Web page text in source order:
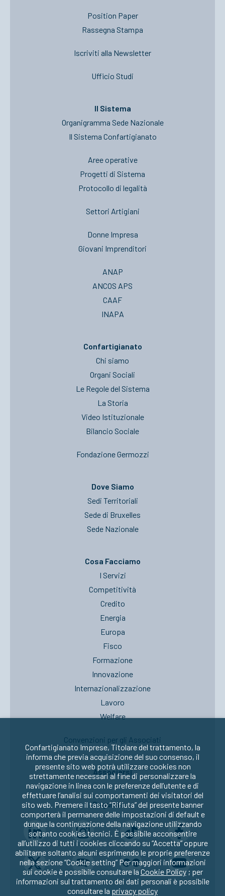
Position Paper
Rassegna Stampa
Iscriviti alla Newsletter
Ufficio Studi
Il Sistema
Organigramma Sede Nazionale
Il Sistema Confartigianato
Aree operative
Progetti di Sistema
Protocollo di legalità
Settori Artigiani
Donne Impresa
Giovani Imprenditori
ANAP
ANCOS APS
CAAF
INAPA
Confartigianato
Chi siamo
Organi Sociali
Le Regole del Sistema
La Storia
Video Istituzionale
Bilancio Sociale
Fondazione Germozzi
Dove Siamo
Sedi Territoriali
Sede di Bruxelles
Sede Nazionale
Cosa Facciamo
I Servizi
Competitività
Credito
Energia
Europa
Fisco
Formazione
Innovazione
Internazionalizzazione
Lavoro
Welfare
Convenzioni per gli Associati
Associarsi
Seguici su:
Confartigianato Imprese, Titolare del trattamento, la
informa che previa acquisizione del suo consenso, il
presente sito web potrà utilizzare cookies non
strettamente necessari al fine di personalizzare la
navigazione in linea con le preferenze dell’utente e di
effettuare l’analisi sui comportamenti dei visitatori del
sito web. Premere il tasto “Rifiuta” del presente banner
comporterà il permanere delle impostazioni di default e
dunque la continuazione della navigazione utilizzando
soltanto cookies tecnici. È possibile acconsentire
all’utilizzo di tutti i cookies cliccando su “Accetta” oppure
abilitarne soltanto alcuni esprimendo le proprie preferenze
nella sezione “Cookie setting” Per maggiori informazioni
sui cookie è possibile consultare la Cookie Policy; per
informazioni sul trattamento dei dati personali è possibile
consultare la privacy policy